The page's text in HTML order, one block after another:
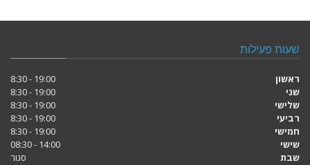
שעות פעילות
ראשון
19:00 - 8:30
שני
19:00 - 8:30
שלישי
19:00 - 8:30
רביעי
19:00 - 8:30
חמישי
19:00 - 8:30
שישי
14:00 - 08:30
שבת
סגור